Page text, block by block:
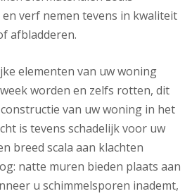
verf nemen tevens in kwaliteit
afbladderen.
elementen van uw woning
worden en zelfs rotten, dit
van uw woning in het
is tevens schadelijk voor uw
breed scala aan klachten
natte muren bieden plaats aan
u schimmelsporen inademt,